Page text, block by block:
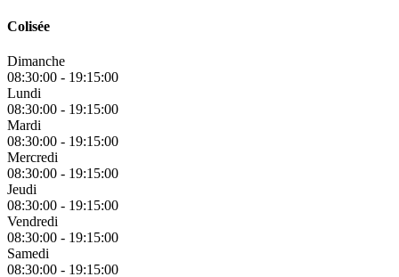
Colisée
Dimanche
08:30:00 - 19:15:00
Lundi
08:30:00 - 19:15:00
Mardi
08:30:00 - 19:15:00
Mercredi
08:30:00 - 19:15:00
Jeudi
08:30:00 - 19:15:00
Vendredi
08:30:00 - 19:15:00
Samedi
08:30:00 - 19:15:00